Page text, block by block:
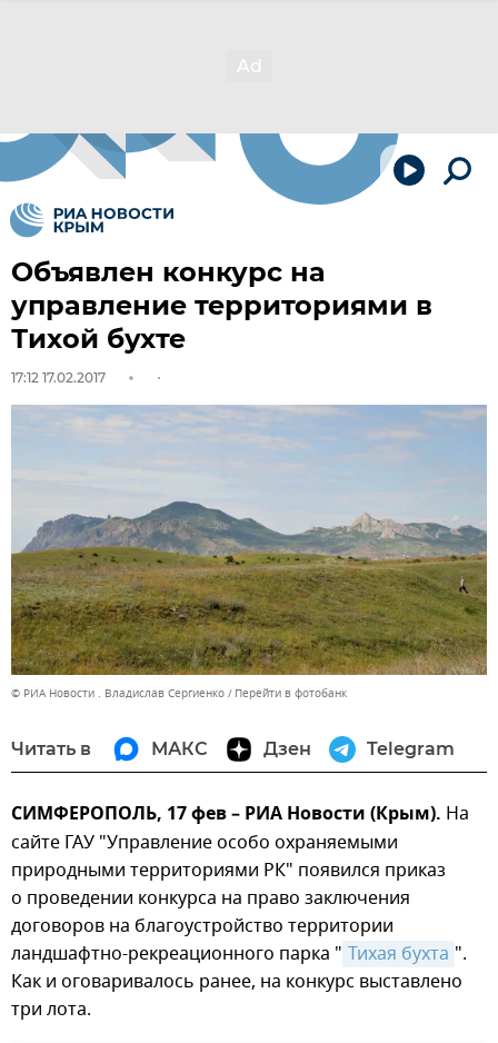
Объявлен конкурс на
управление территориями в
Тихой бухте
17:12 17.02.2017
© РИА Новости . Владислав Сергиенко Перейти в фотобанк
Читать в МАКС Дзен Telegram
СИМФЕРОПОЛЬ, 17 фев – РИА Новости (Крым). На
сайте ГАУ "Управление особо охраняемыми
природными территориями РК" появился приказ
о проведении конкурса на право заключения
договоров на благоустройство территории
ландшафтно-рекреационного парка " Тихая бухта ".
Как и оговаривалось ранее, на конкурс выставлено
три лота.